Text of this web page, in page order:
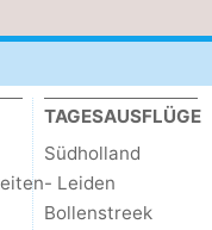
TAGESAUSFLÜGE
Südholland
- Leiden
Bollenstreek